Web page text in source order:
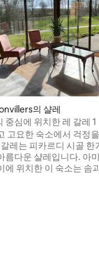
후기 112개
의 샬레
중심에 위치한 레 갈레 1
고요한 숙소에서 걱정
레는 피카르디 시골 한
운 샬레입니다. 아미앙과 아라
에 위치한 이 숙소는 솜